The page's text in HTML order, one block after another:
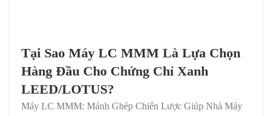
Tại Sao Máy LC MMM Là Lựa Chọn
Hàng Đầu Cho Chứng Chỉ Xanh
LEED/LOTUS?
Máy LC MMM: Mảnh Ghép Chiến Lược Giúp Nhà Máy